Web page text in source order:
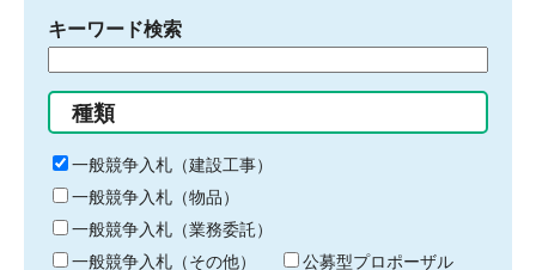
キーワード検索
る
キ
ー
ワ
ー
ド
種類
一般競争入札（建設工事）
一般競争入札（物品）
一般競争入札（業務委託）
一般競争入札（その他）
公募型プロポーザル